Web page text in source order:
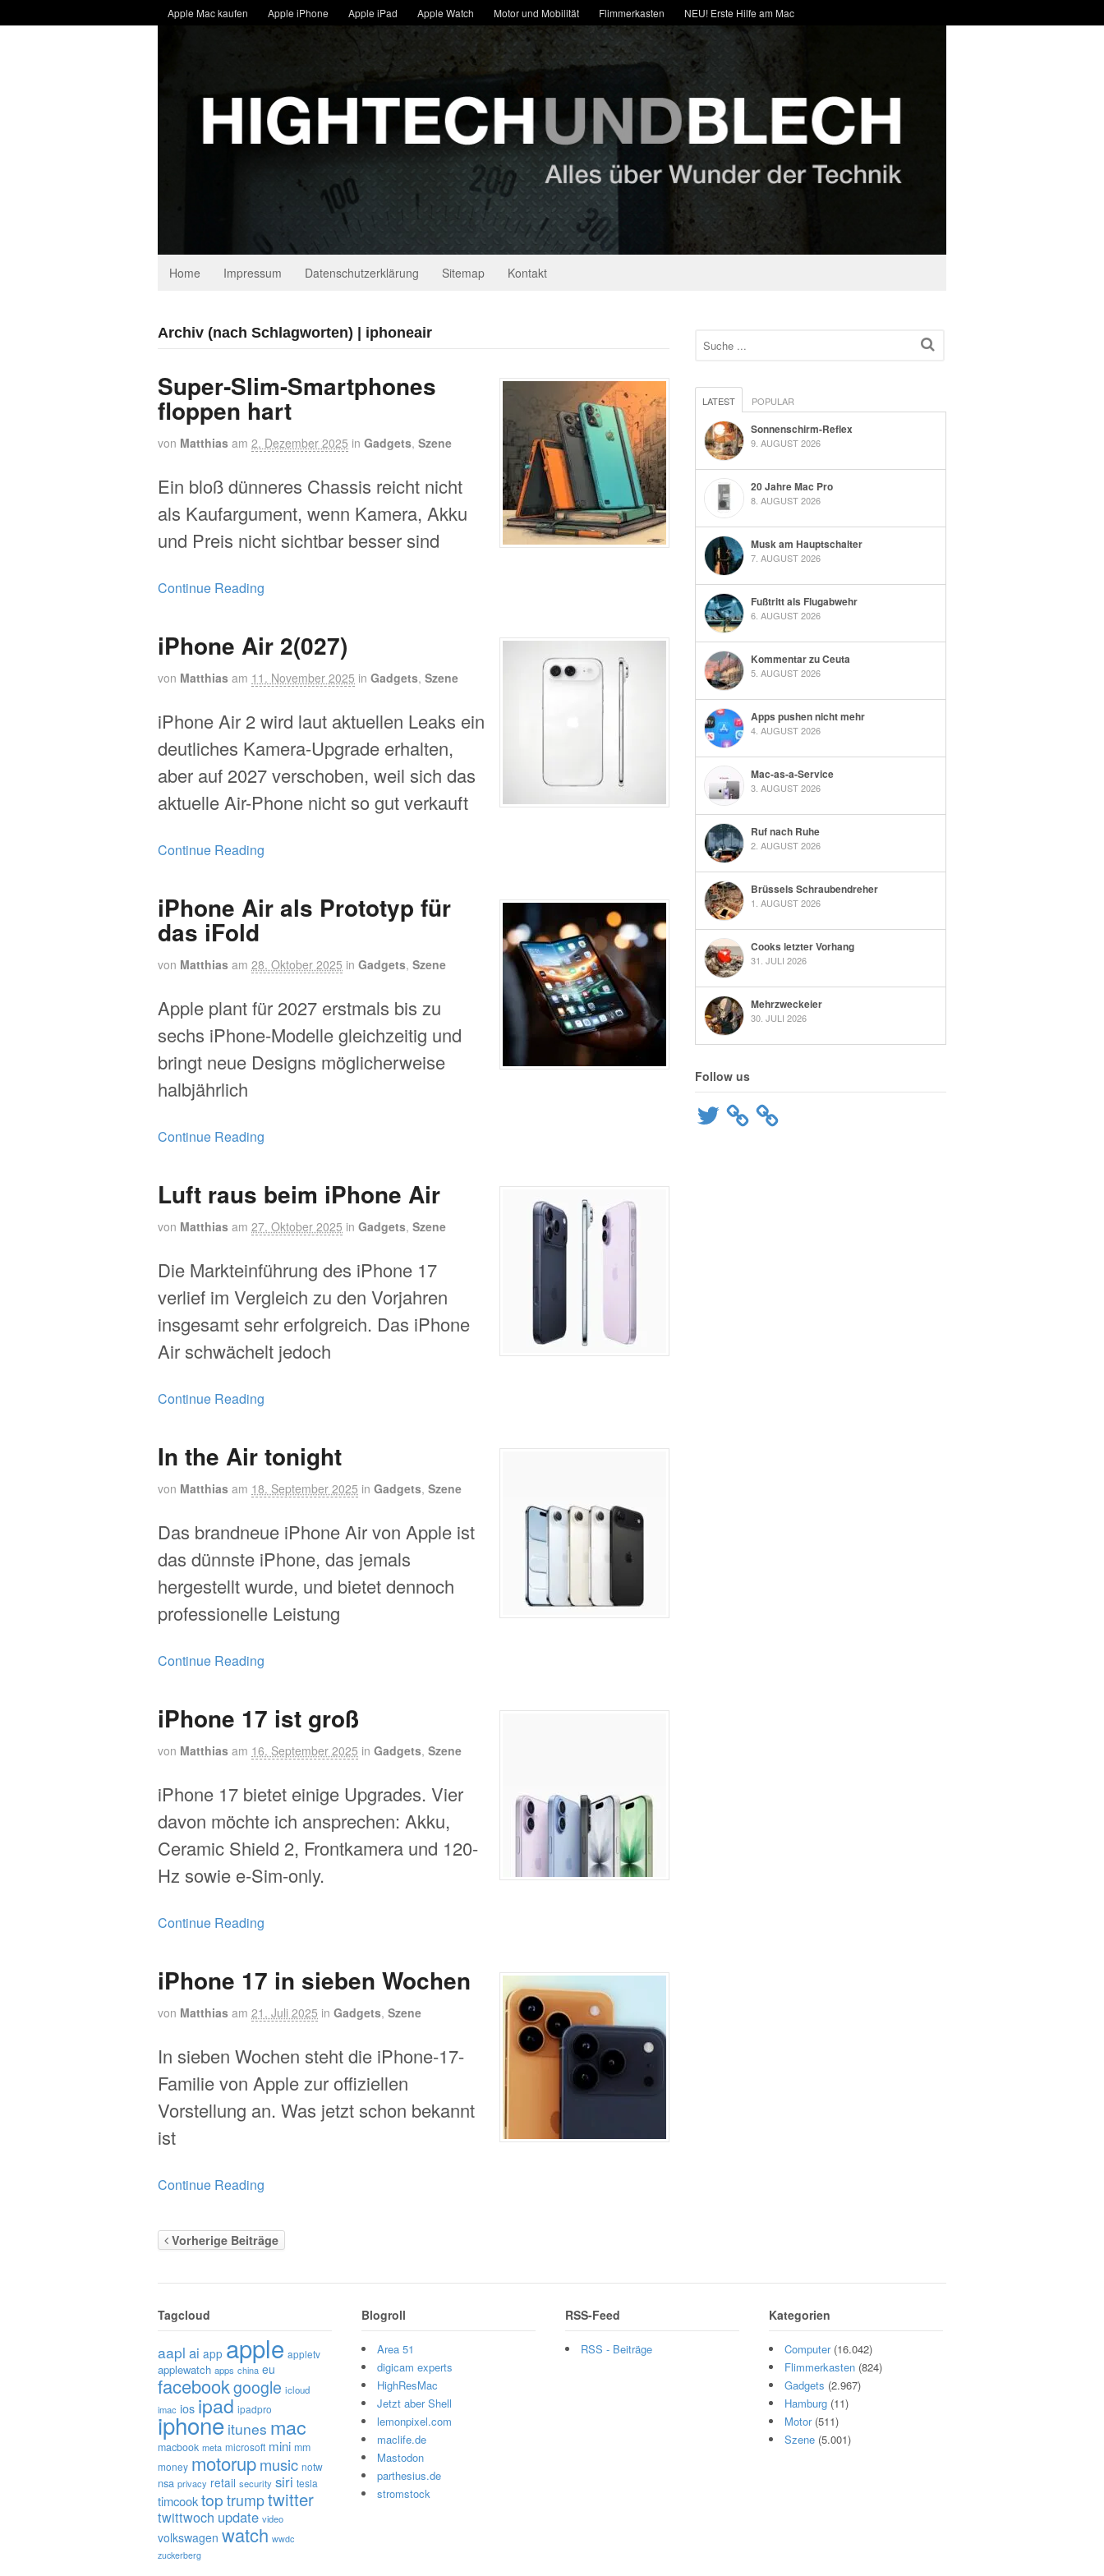
Apple Mac kaufen Apple iPhone Apple iPad Apple Watch Motor und Mobilität Flimmerkasten NEU! Erste Hilfe am Mac
Home Impressum Datenschutzerklärung Sitemap Kontakt
Archiv (nach Schlagworten) | iphoneair
Super‑Slim-Smartphones
floppen hart
von Matthias am 2. Dezember 2025 in Gadgets, Szene
Ein bloß dünneres Chassis reicht nicht
als Kaufargument, wenn Kamera, Akku
und Preis nicht sichtbar besser sind
Continue Reading
iPhone Air 2(027)
von Matthias am 11. November 2025 in Gadgets, Szene
iPhone Air 2 wird laut aktuellen Leaks ein
deutliches Kamera-Upgrade erhalten,
aber auf 2027 verschoben, weil sich das
aktuelle Air-Phone nicht so gut verkauft
Continue Reading
iPhone Air als Prototyp für
das iFold
von Matthias am 28. Oktober 2025 in Gadgets, Szene
Apple plant für 2027 erstmals bis zu
sechs iPhone-Modelle gleichzeitig und
bringt neue Designs möglicherweise
halbjährlich
Continue Reading
Luft raus beim iPhone Air
von Matthias am 27. Oktober 2025 in Gadgets, Szene
Die Markteinführung des iPhone 17
verlief im Vergleich zu den Vorjahren
insgesamt sehr erfolgreich. Das iPhone
Air schwächelt jedoch
Continue Reading
In the Air tonight
von Matthias am 18. September 2025 in Gadgets, Szene
Das brandneue iPhone Air von Apple ist
das dünnste iPhone, das jemals
hergestellt wurde, und bietet dennoch
professionelle Leistung
Continue Reading
iPhone 17 ist groß
von Matthias am 16. September 2025 in Gadgets, Szene
iPhone 17 bietet einige Upgrades. Vier
davon möchte ich ansprechen: Akku,
Ceramic Shield 2, Frontkamera und 120-
Hz sowie e-Sim-only.
Continue Reading
iPhone 17 in sieben Wochen
von Matthias am 21. Juli 2025 in Gadgets, Szene
In sieben Wochen steht die iPhone-17-
Familie von Apple zur offiziellen
Vorstellung an. Was jetzt schon bekannt
ist
Continue Reading
Vorherige Beiträge
LATEST POPULAR
Sonnenschirm-Reflex
9. AUGUST 2026
20 Jahre Mac Pro
8. AUGUST 2026
Musk am Hauptschalter
7. AUGUST 2026
Fußtritt als Flugabwehr
6. AUGUST 2026
Kommentar zu Ceuta
5. AUGUST 2026
Apps pushen nicht mehr
4. AUGUST 2026
Mac-as-a-Service
3. AUGUST 2026
Ruf nach Ruhe
2. AUGUST 2026
Brüssels Schraubendreher
1. AUGUST 2026
Cooks letzter Vorhang
31. JULI 2026
Mehrzweckeier
30. JULI 2026
Follow us
Twitter
Tagcloud
aapl ai app apple appletv
applewatch apps china eu
facebookgoogle icloud
imac ios ipad ipadpro
iphone itunes mac
macbook meta microsoft mini mm
money motorupmusic notw
nsa privacy retail security siri tesla
timcooktop trumptwitter
twittwoch update video
volkswagen watch wwdc
zuckerberg
Blogroll
Area 51
digicam experts
HighResMac
Jetzt aber Shell
lemonpixel.com
maclife.de
Mastodon
parthesius.de
stromstock
RSS-Feed
RSS - Beiträge
Kategorien
Computer(16.042)
Flimmerkasten (824)
Gadgets (2.967)
Hamburg (11)
Motor(511)
Szene (5.001)